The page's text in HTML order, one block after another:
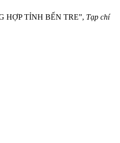
HỢP TỈNH BẾN TRE”, Tạp chí